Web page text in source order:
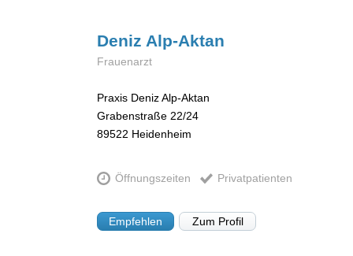
Deniz Alp-Aktan
Frauenarzt
Praxis Deniz Alp-Aktan
Grabenstraße 22/24
89522 Heidenheim
Öffnungszeiten Privatpatienten
Empfehlen Zum Profil